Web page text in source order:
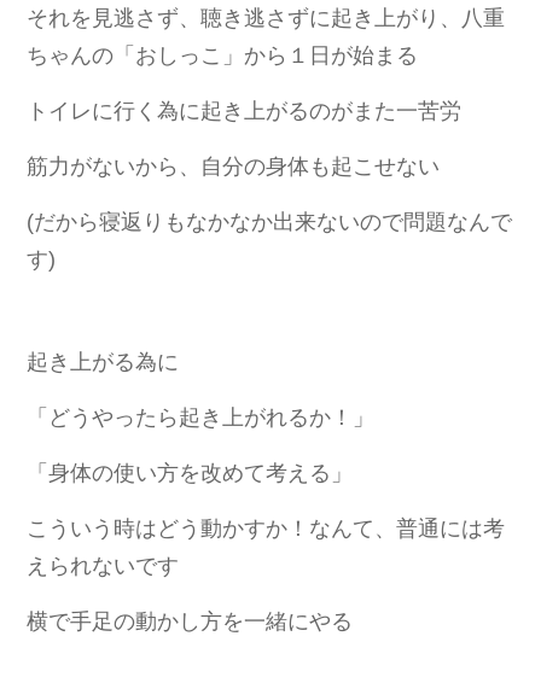
それを見逃さず、聴き逃さずに起き上がり、八重
ちゃんの「おしっこ」から１日が始まる
トイレに行く為に起き上がるのがまた一苦労
筋力がないから、自分の身体も起こせない
(だから寝返りもなかなか出来ないので問題なんで
す)
起き上がる為に
「どうやったら起き上がれるか！」
「身体の使い方を改めて考える」
こういう時はどう動かすか！なんて、普通には考
えられないです
横で手足の動かし方を一緒にやる